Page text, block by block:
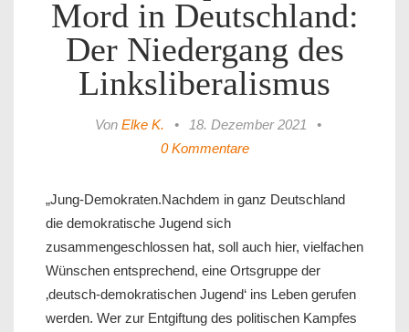
Mord in Deutschland:
Der Niedergang des
Linksliberalismus
Von Elke K. • 18. Dezember 2021
•
0 Kommentare
„Jung-Demokraten.Nachdem in ganz Deutschland
die demokratische Jugend sich
zusammengeschlossen hat, soll auch hier, vielfachen
Wünschen entsprechend, eine Ortsgruppe der
‚deutsch-demokratischen Jugend‘ ins Leben gerufen
werden. Wer zur Entgiftung des politischen Kampfes